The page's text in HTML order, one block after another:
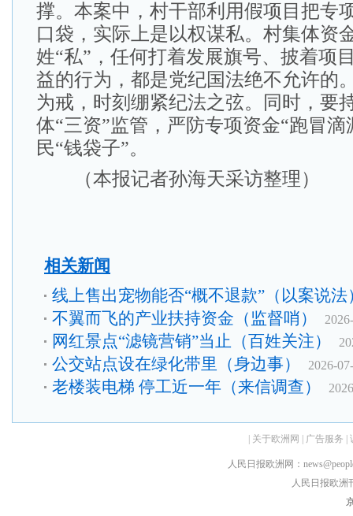
撑。本案中，村干部利用假项目把专
口袋，实际上是以权谋私。村集体资
姓“私”，任何打着发展旗号、披着项
益的行为，都是党纪国法绝不允许的
为戒，时刻绷紧纪法之弦。同时，要
体“三资”监管，严防专项资金“跑冒滴
民“钱袋子”。
（本报记者孙海天采访整理）
相关新闻
线上售出宠物能否“概不退款”（以案说法
不翼而飞的产业扶持资金（监督哨）
网红景点“滤镜营销”当止（百姓关注）
公交站点设在绿化带里（身边事） 2026-
老楼装电梯 停工近一年（来信调查）
关于欧洲网 广告服务
人民日报欧洲网：
人民日报欧洲